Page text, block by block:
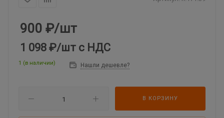
900 ₽/шт
1 098 ₽/шт с НДС
1 (в наличии) Нашли дешевле?
В КОРЗИНУ